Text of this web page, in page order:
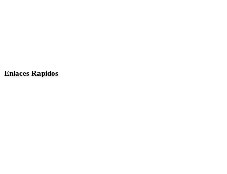
Enlaces Rapidos